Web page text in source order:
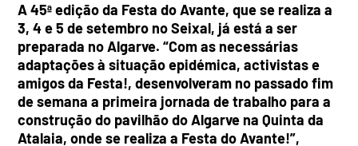
A 45ª edição da Festa do Avante, que se realiza a
3, 4 e 5 de setembro no Seixal, já está a ser
preparada no Algarve. “Com as necessárias
adaptações à situação epidémica, activistas e
amigos da Festa!, desenvolveram no passado fim
de semana a primeira jornada de trabalho para a
construção do pavilhão do Algarve na Quinta da
Atalaia, onde se realiza a Festa do Avante!”,